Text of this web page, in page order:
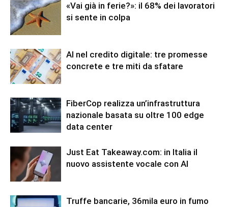
«Vai già in ferie?»: il 68% dei lavoratori
si sente in colpa
AI nel credito digitale: tre promesse
concrete e tre miti da sfatare
FiberCop realizza un’infrastruttura
nazionale basata su oltre 100 edge
data center
Just Eat Takeaway.com: in Italia il
nuovo assistente vocale con AI
Truffe bancarie, 36mila euro in fumo